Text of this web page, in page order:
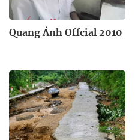
Quang Ánh Offcial 2010